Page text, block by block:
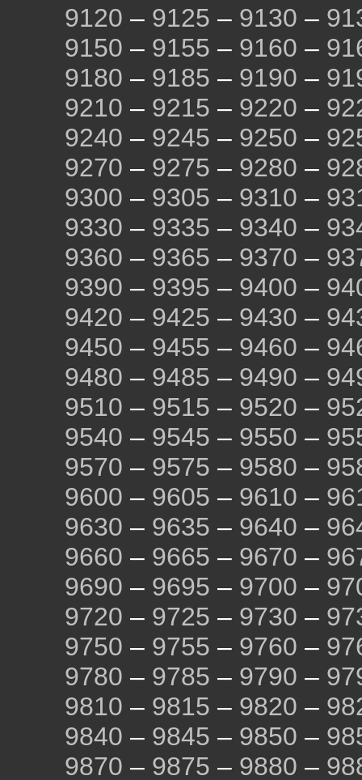
9120 – 9125 – 9130 –
9150 – 9155 – 9160 –
9180 – 9185 – 9190 –
9210 – 9215 – 9220 –
9240 – 9245 – 9250 –
9270 – 9275 – 9280 –
9300 – 9305 – 9310 –
9330 – 9335 – 9340 –
9360 – 9365 – 9370 –
9390 – 9395 – 9400 –
9420 – 9425 – 9430 –
9450 – 9455 – 9460 –
9480 – 9485 – 9490 –
9510 – 9515 – 9520 –
9540 – 9545 – 9550 –
9570 – 9575 – 9580 –
9600 – 9605 – 9610 –
9630 – 9635 – 9640 –
9660 – 9665 – 9670 –
9690 – 9695 – 9700 –
9720 – 9725 – 9730 –
9750 – 9755 – 9760 –
9780 – 9785 – 9790 –
9810 – 9815 – 9820 –
9840 – 9845 – 9850 –
9870 – 9875 – 9880 –